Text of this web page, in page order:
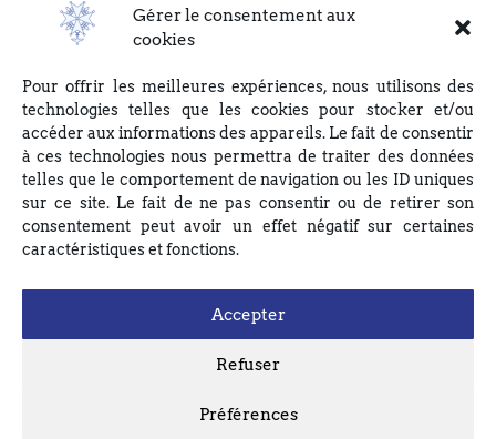
Gérer le consentement aux
cookies
Pour offrir les meilleures expériences, nous utilisons des
technologies telles que les cookies pour stocker et/ou
accéder aux informations des appareils. Le fait de consentir
à ces technologies nous permettra de traiter des données
telles que le comportement de navigation ou les ID uniques
sur ce site. Le fait de ne pas consentir ou de retirer son
consentement peut avoir un effet négatif sur certaines
caractéristiques et fonctions.
Accepter
Refuser
Préférences
DU BOUCLIER, 4 rue du Bouclier, 67000 STRASBOURG ou en
écrivant à eglise(at)lebouclier.fr
Je m'abonne